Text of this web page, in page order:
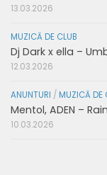
13.03.2026
MUZICĂ DE CLUB
Dj Dark x ella –
12.03.2026
ANUNTURI / MUZICĂ DE
Mentol, ADEN –
10.03.2026